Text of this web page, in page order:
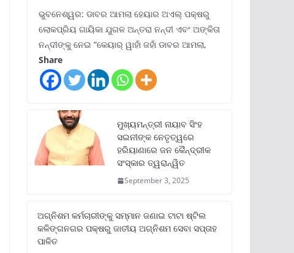
ଭୁବନେଶ୍ୱର: ଡାବର ଆମଲା ହେୟାର ଅଏଲ୍ ପକ୍ଷରୁ
ଲୋକପ୍ରିୟ ଗାୟିକା ଯୁଗଳ ଅନ୍ତରା ନନ୍ଦୀ ଏବଂ ଅଙ୍କିତା
ନନ୍ଦୀଙ୍କୁ ନେଇ “କେୟାର୍ ୱାହାଁ ଜହାଁ ଡାବର ଆମଲା,
Share
ମୁଖ୍ୟମନ୍ତ୍ରୀ ନାୟାବ ସିଂହ
ସଇନୀଙ୍କ ନେତୃତ୍ୱରେ
ହରିୟାଣାରେ ଜନ କୈନ୍ଦ୍ରୀକ
ସଂସ୍କାର ତ୍ୱରାନ୍ୱିତ
September 3, 2025
ଅଗ୍ନିଶମ କର୍ମଚାରୀଙ୍କୁ ସମ୍ମାନ ଜଣାଇ ଟାଟା ଷ୍ଟିଲ
କଳିଙ୍ଗନଗର ପକ୍ଷରୁ ଜାତୀୟ ଅଗ୍ନିଶମ ସେବା ସପ୍ତାହ
ପାଳିତ